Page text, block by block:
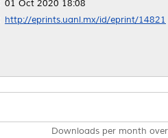
01 Oct 2020 18:08
http://eprints.uanl.mx/id/eprint/14821
Downloads per month